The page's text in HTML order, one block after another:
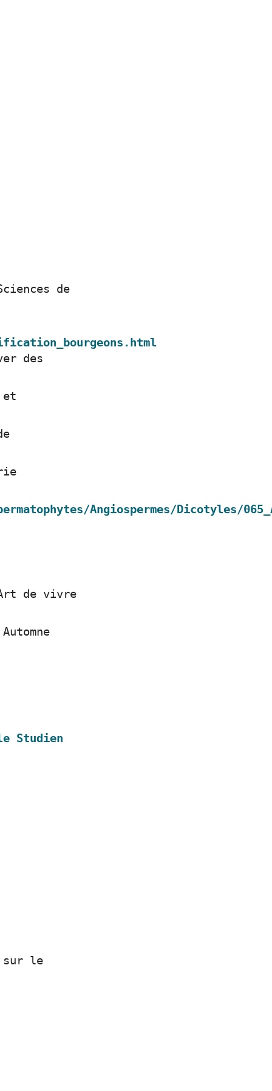
de
des
et
Angiospermes/Dicotyles/
de vivre
Automne
Studien
sur le